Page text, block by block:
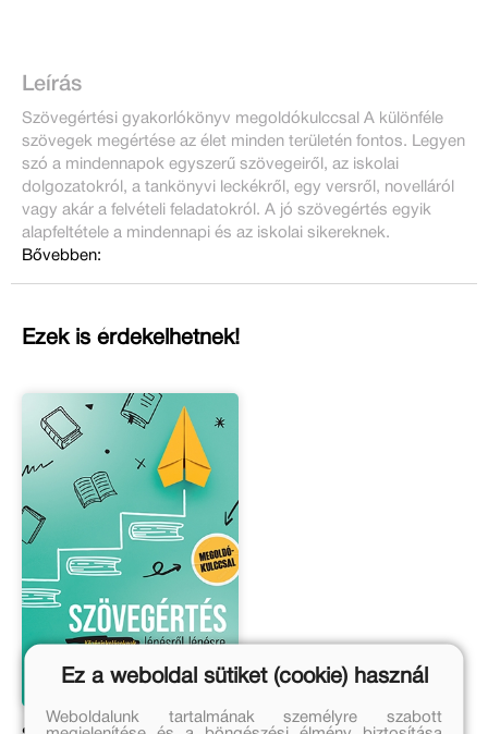
Leírás
Szövegértési gyakorlókönyv megoldókulccsal A különféle
szövegek megértése az élet minden területén fontos. Legyen
szó a mindennapok egyszerű szövegeiről, az iskolai
dolgozatokról, a tankönyvi leckékről, egy versről, novelláról
vagy akár a felvételi feladatokról. A jó szövegértés egyik
alapfeltétele a mindennapi és az iskolai sikereknek.
Bővebben:
Ezek is érdekelhetnek!
Ez a weboldal sütiket (cookie) használ
Weboldalunk tartalmának személyre szabott